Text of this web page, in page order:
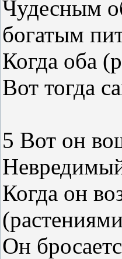
Чудесным
богатым
Когда оба
Вот тогда
5 Вот он
Когда он
Он